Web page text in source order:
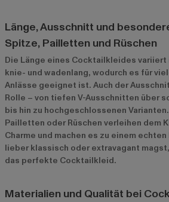
Länge, Ausschnitt und
Spitze, Pailletten und Rüschen
Die Länge eines Cocktailkleides variiert
knie- und wadenlang, wodurch es für
Anlässe geeignet ist. Auch der
Rolle – von tiefen V-Ausschnitten über
bis hin zu hochgeschlossenen
Pailletten oder Rüschen verleihen dem
Charme und machen es zu einem
lieber klassisch oder extravagant
das perfekte Cocktailkleid.
Materialien und Qualität bei